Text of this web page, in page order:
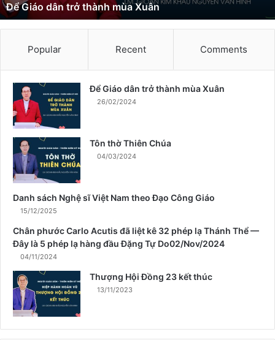
t
r
à
Để Giáo dân trở thành mùa Xuân
Popular Recent Comments
Để Giáo dân trở thành mùa Xuân
26/02/2024
Tôn thờ Thiên Chúa
04/03/2024
Danh sách Nghệ sĩ Việt Nam theo Đạo Công Giáo
15/12/2025
Chân phước Carlo Acutis đã liệt kê 32 phép lạ Thánh Thể —
Đây là 5 phép lạ hàng đầu Đặng Tự Do02/Nov/2024
04/11/2024
Thượng Hội Đồng 23 kết thúc
13/11/2023